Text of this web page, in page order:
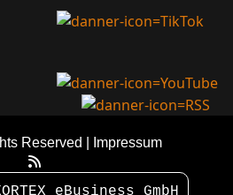
Reserved Impressum